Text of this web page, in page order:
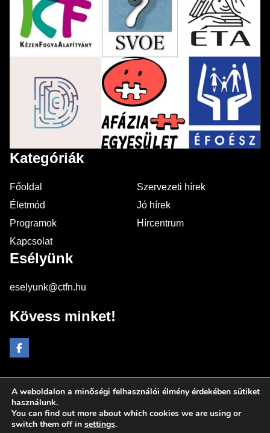
Kategóriák
Főoldal
Szervezeti hírek
Életmód
Jó hírek
Programok
Hírcentrum
Kapcsolat
Esélyünk
eselyunk@ctfn.hu
Kövess minket!
Copyright © 2024 eselyunk.hu. Minden jog fenntartva.
Általános Szerződési Feltételek
Adatkezelési Nyilatkozat
A weboldalon a minőségi felhasználói élmény érdekében sütiket
használunk.
You can find out more about which cookies we are using or
switch them off in settings.